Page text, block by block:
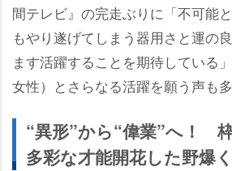
間テレビ』の完走ぶりに「不可能
もやり遂げてしまう器用さと運の
ます活躍することを期待している
女性）とさらなる活躍を願う声も多
“異形”から“偉業”へ！
多彩な才能開花した野爆